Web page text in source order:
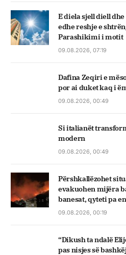
E diela sjell diell
edhe reshje e
Parashikimi i motit
09.08.2026, 07:19
Dafina Zeqiri e
por ai duket kaq i
09.08.2026, 00:49
Si italianët
modern
09.08.2026, 00:49
Përshkallëzohet
evakuohen mijëra
banesat, qyteti pa
09.08.2026, 00:19
“Dikush ta ndalë
pas nisjes së